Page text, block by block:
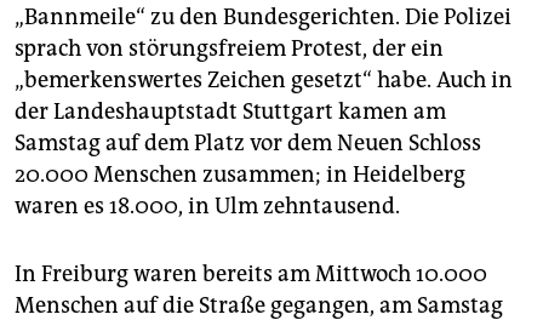
„Bannmeile“ zu den Bundesgerichten. Die Polizei
sprach von störungsfreiem Protest, der ein
„bemerkenswertes Zeichen gesetzt“ habe. Auch in
der Landeshauptstadt Stuttgart kamen am
Samstag auf dem Platz vor dem Neuen Schloss
20.000 Menschen zusammen; in Heidelberg
waren es 18.000, in Ulm zehntausend.
In Freiburg waren bereits am Mittwoch 10.000
Menschen auf die Straße gegangen, am Samstag